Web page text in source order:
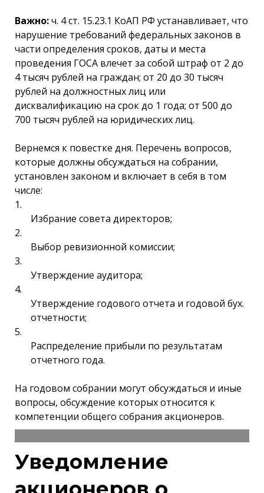
Важно:ч. 4 ст. 15.23.1 КоАП РФ устанавливает, что
нарушение требований федеральных законов в
части определения сроков, даты и места
проведения ГОСА влечет за собой штраф от 2 до
4 тысяч рублей на граждан; от 20 до 30 тысяч
рублей на должностных лиц или
дисквалификацию на срок до 1 года; от 500 до
700 тысяч рублей на юридических лиц.
Вернемся к повестке дня. Перечень вопросов,
которые должны обсуждаться на собрании,
установлен законом и включает в себя в том
числе:
Избрание совета директоров;
Выбор ревизионной комиссии;
Утверждение аудитора;
Утверждение годового отчета и годовой бух.
отчетности;
Распределение прибыли по результатам
отчетного года.
На годовом собрании могут обсуждаться и иные
вопросы, обсуждение которых относится к
компетенции общего собрания акционеров.
Уведомление